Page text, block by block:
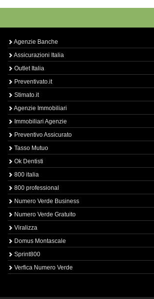
Agenzie Banche
Assicurazioni Italia
Outlet Italia
Preventivato.it
Stimato.it
Agenzie Immobiliari
Immobiliari Agenzie
Preventivo Assicurato
Tasso Mutuo
Ok Dentisti
800 italia
800 professional
Numero Verde Business
Numero Verde Gratuito
Viralizza
Domus Montascale
Sprint800
Verfica Numero Verde